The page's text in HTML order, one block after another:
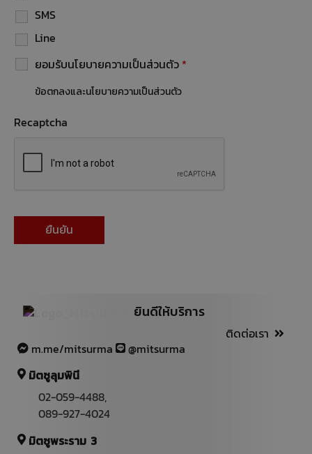
SMS
Line
ยอมรับนโยบายความเป็นส่วนตัว *
ข้อตกลงและนโยบายความเป็นส่วนตัว
Recaptcha
ยินดีให้บริการ
ติดต่อเรา
m.me/mitsurma
@mitsurma
มิตซูลุมพินี
02-059-4488
089-927-4024
มิตซูพระราม 3